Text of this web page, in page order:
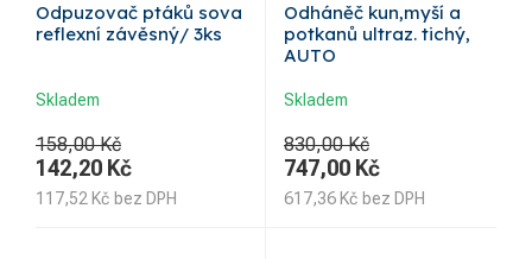
Odpuzovač ptáků sova
reflexní závěsný/ 3ks
Skladem
158,00 Kč
142,20 Kč
117,52 Kč bez DPH
Odháněč kun,myší a
potkanů ultraz. tichý,
AUTO
Skladem
830,00 Kč
747,00 Kč
617,36 Kč bez DPH